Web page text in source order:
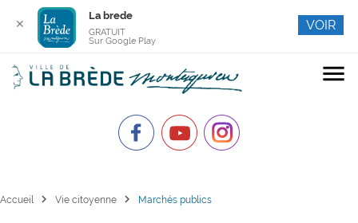
menu
Accueil chevron_right Vie citoyenne chevron_right Marchés publics
✕
La brede
GRATUIT
Sur Google Play
VOIR